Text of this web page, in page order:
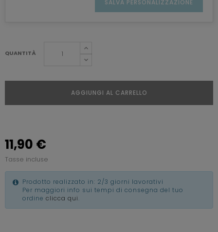
SALVA PERSONALIZZAZIONE
QUANTITÀ
AGGIUNGI AL CARRELLO
11,90 €
Tasse incluse
Prodotto realizzato in: 2/3 giorni lavorativi
Per maggiori info sui tempi di consegna del tuo
ordine clicca qui.